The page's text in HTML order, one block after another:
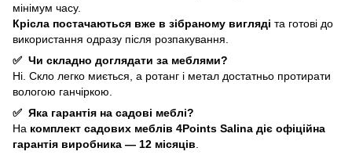
мінімум часу.
Крісла постачаються вже в зібраному вигляді та готові до
використання одразу після розпакування.
✅ Чи складно доглядати за меблями?
Ні. Скло легко миється, а ротанг і метал достатньо протирати
вологою ганчіркою.
✅ Яка гарантія на садові меблі?
На комплект садових меблів 4Points Salina діє офіційна
гарантія виробника — 12 місяців.